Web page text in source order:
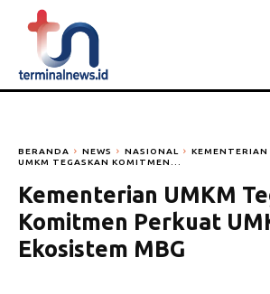
BERANDA NEWS NASIONAL
KEMENTERIAN
UMKM TEGASKAN KOMITMEN...
Kementerian UMKM
Komitmen Perkuat
Ekosistem MBG